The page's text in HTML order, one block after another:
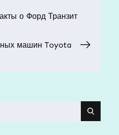
о Форд Транзит
машин Toyota